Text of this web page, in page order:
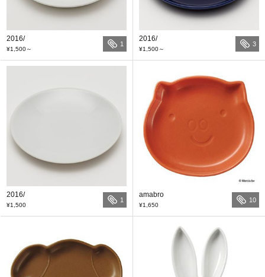
2016/
¥1,500～
1
2016/
¥1,500～
3
2016/
¥1,500
1
amabro
¥1,650
10